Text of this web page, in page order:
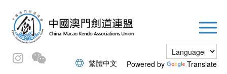
繁體中文 Powered by Translate